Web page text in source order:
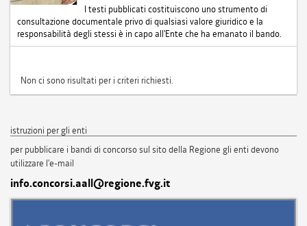
I testi pubblicati costituiscono uno strumento di
consultazione documentale privo di qualsiasi valore giuridico e la
responsabilità degli stessi è in capo all'Ente che ha emanato il bando.
Non ci sono risultati per i criteri richiesti.
istruzioni per gli enti
per pubblicare i bandi di concorso sul sito della Regione gli enti devono
utilizzare l'e-mail
info.concorsi.aall@regione.fvg.it